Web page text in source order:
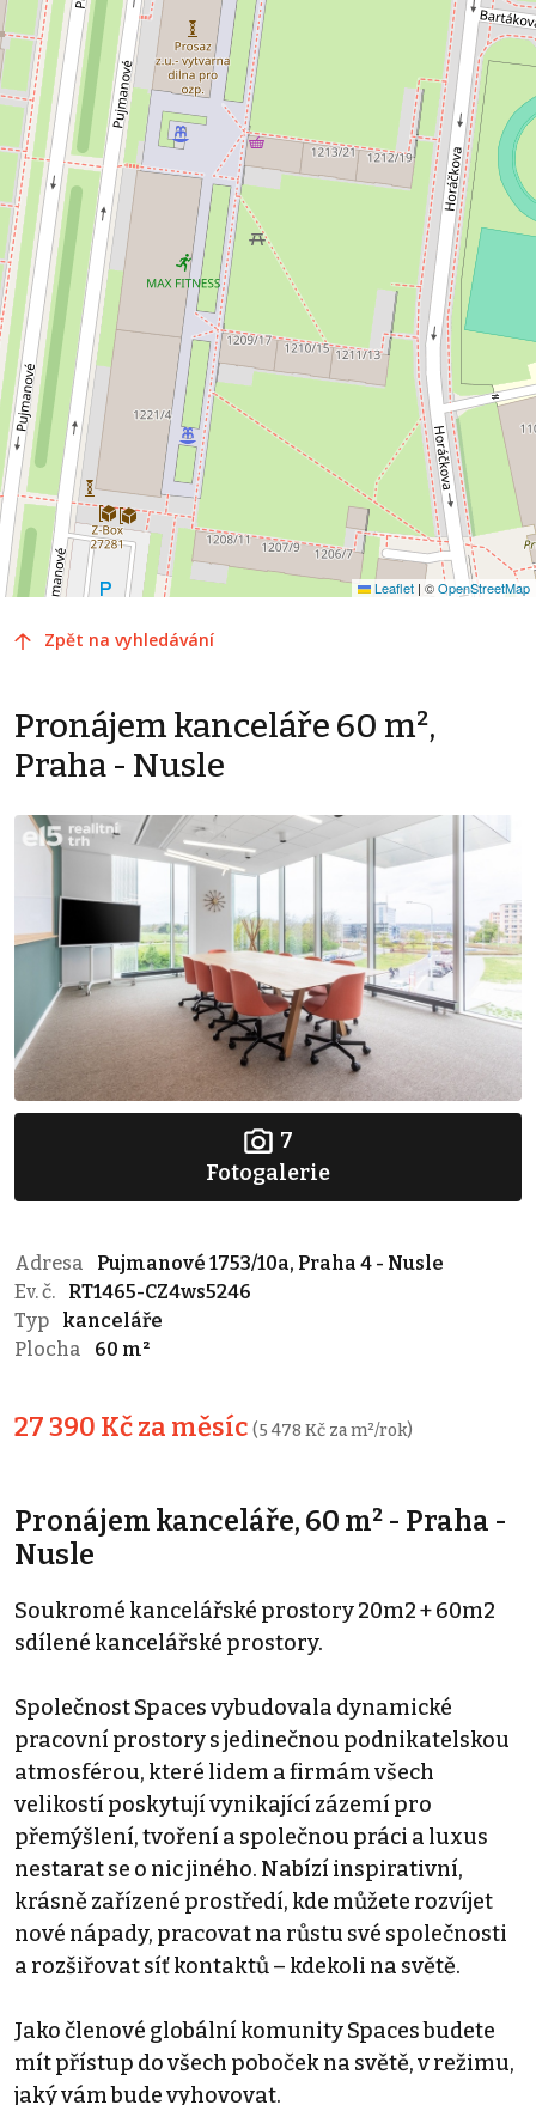
Leaflet | ©OpenStreetMap
Zpět na vyhledávání
Pronájem kanceláře 60 m²,
Praha - Nusle
7
Fotogalerie
Adresa
Pujmanové 1753/10a, Praha 4 - Nusle
Ev. č.
RT1465-CZ4ws5246
Typ
kanceláře
Plocha
60 m²
27 390 Kč za měsíc (5 478 Kč za m²/rok)
Pronájem kanceláře, 60 m² - Praha -
Nusle
Soukromé kancelářské prostory 20m2 + 60m2
sdílené kancelářské prostory.
Společnost Spaces vybudovala dynamické
pracovní prostory s jedinečnou podnikatelskou
atmosférou, které lidem a firmám všech
velikostí poskytují vynikající zázemí pro
přemýšlení, tvoření a společnou práci a luxus
nestarat se o nic jiného. Nabízí inspirativní,
krásně zařízené prostředí, kde můžete rozvíjet
nové nápady, pracovat na růstu své společnosti
a rozšiřovat síť kontaktů – kdekoli na světě.
Jako členové globální komunity Spaces budete
mít přístup do všech poboček na světě, v režimu,
jaký vám bude vyhovovat.